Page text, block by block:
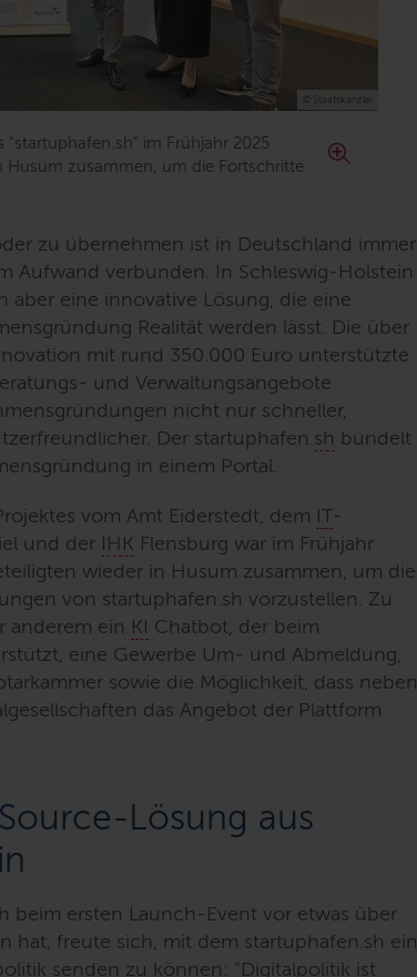
© Staatskanzlei
"startuphafen.sh" im Frühjahr 2025
zusammen, um die Fortschritte
zu übernehmen ist in Deutschland immer
Aufwand verbunden. In Schleswig-Holstein
aber eine innovative Lösung, die eine
Realität werden lässt. Die über
mit rund 350.000 Euro unterstützte
und Verwaltungsangebote
nicht nur schneller,
Der startuphafen.sh bündelt
in einem Portal.
vom Amt Eiderstedt, dem IT-
und der IHK Flensburg war im Frühjahr
wieder in Husum zusammen, um die
von startuphafen.sh vorzustellen. Zu
anderem ein KI Chatbot, der beim
eine Gewerbe Um- und Abmeldung,
sowie die Möglichkeit, dass neben
das Angebot der Plattform
Lösung aus
beim ersten Launch-Event vor etwas über
hat, freute sich, mit dem startuphafen.sh ein
senden zu können: "Digitalpolitik ist